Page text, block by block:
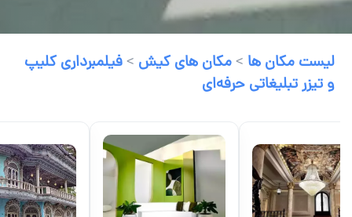
لیست مکان ها >مکان های کیش >فیلمبرداری کلیپ
و تیزر تبلیغاتی حرفه‌ای